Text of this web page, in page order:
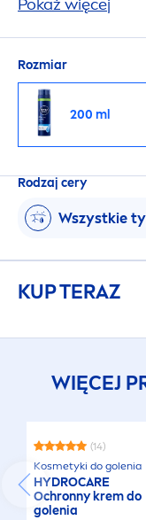
podrażnieniami.
Pokaż więcej
Rozmiar
200 ml
Rodzaj cery
Wszystkie
KUP TERAZ
WIĘCEJ
(14)
Kosmetyki do golenia
HYDROCARE
Ochronny krem do
golenia